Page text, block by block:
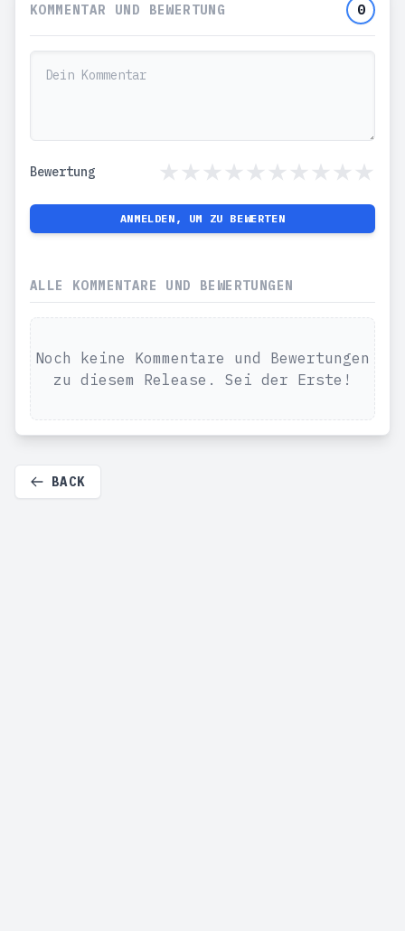
KOMMENTAR UND BEWERTUNG 0
Bewertung
ANMELDEN, UM ZU BEWERTEN
ALLE KOMMENTARE UND BEWERTUNGEN
Noch keine Kommentare und Bewertungen
zu diesem Release. Sei der Erste!
BACK